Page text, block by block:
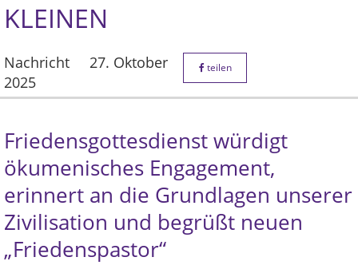
KLEINEN
Nachricht
27. Oktober
2025
teilen
Friedensgottesdienst würdigt
ökumenisches Engagement,
erinnert an die Grundlagen unserer
Zivilisation und begrüßt neuen
„Friedenspastor“